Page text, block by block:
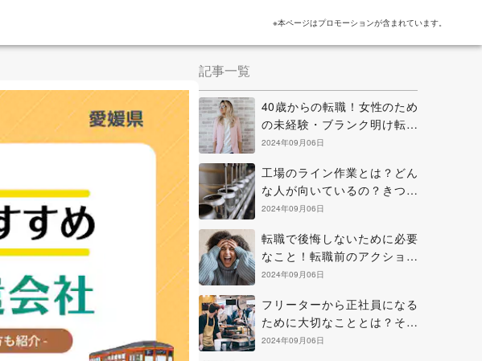
※本ページはプロモーションが含まれています。
記事一覧
40歳からの転職！女性のため
の未経験・ブランク明け転職
のヒントと考え方
2024年09月06日
工場のライン作業とは？どん
な人が向いているの？きつい
点を克服する方法などを解説
2024年09月06日
転職で後悔しないために必要
なこと！転職前のアクション
と正に後悔中の場合の解決策
2024年09月06日
フリーターから正社員になる
ために大切なこととは？その
方法と知っておきたい心構え
2024年09月06日